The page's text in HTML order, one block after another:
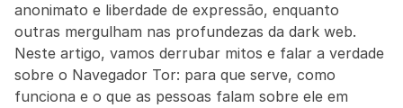
anonimato e liberdade de expressão, enquanto
outras mergulham nas profundezas da dark web.
Neste artigo, vamos derrubar mitos e falar a verdade
sobre o Navegador Tor: para que serve, como
funciona e o que as pessoas falam sobre ele em